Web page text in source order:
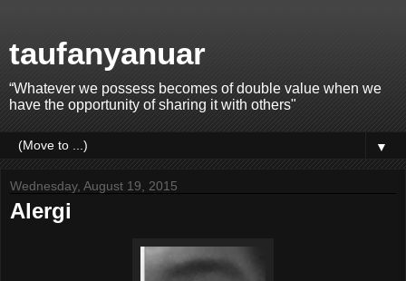
taufanyanuar
“Whatever we possess becomes of double value when we
have the opportunity of sharing it with others"
▼
Wednesday, August 19, 2015
Alergi